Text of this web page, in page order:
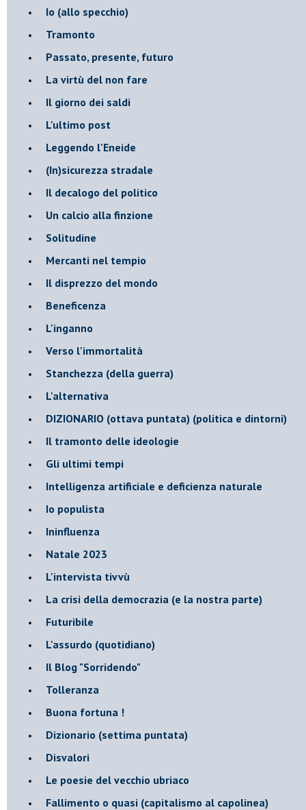
​Io (allo specchio)
Tramonto
Passato, presente, futuro
La virtù del non fare
Il giorno dei saldi
L'ultimo post
Leggendo l'Eneide
​(In)sicurezza stradale
Il decalogo del politico
Un calcio alla finzione
Solitudine
Mercanti nel tempio
Il disprezzo del mondo
Beneficenza
L'inganno
Verso l'immortalità
Stanchezza (della guerra)
L'alternativa
​DIZIONARIO (ottava puntata) (politica e dintorni)
Il tramonto delle ideologie
Gli ultimi tempi
Intelligenza artificiale e deficienza naturale
Io populista
Ininfluenza
Natale 2023
L'intervista tivvù
La crisi della democrazia (e la nostra parte)
Futuribile
L'assurdo (quotidiano)
Il Blog "Sorridendo"
Tolleranza
Buona fortuna !
​Dizionario (settima puntata)
Disvalori
Le poesie del vecchio ubriaco
Fallimento o quasi (capitalismo al capolinea)